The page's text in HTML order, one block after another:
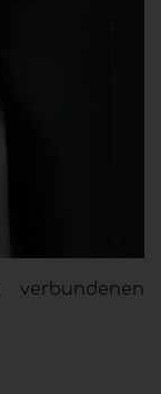
verbundenen